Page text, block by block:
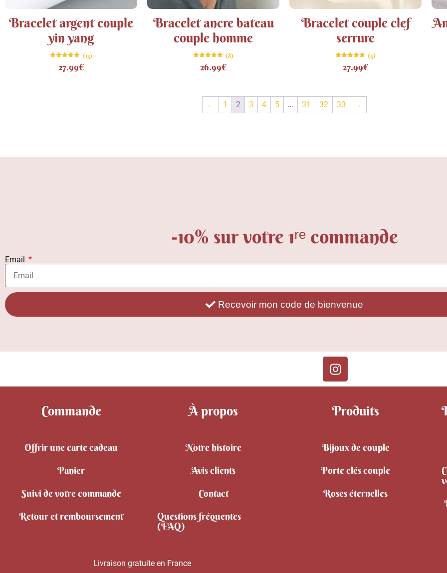
Bracelet argent couple
yin yang
4.92
sur 5
(13)
27.99€
Bracelet ancre bateau
couple homme
Note
4.88
sur 5
(8)
26.99€
Bracelet couple clef
serrure
4.80
sur 5
(5)
27.99€
← 1 2 3 4 5 … 31 32 33 →
-10% sur votre 1ʳᵉ commande
Email
Recevoir mon code de bienvenue
Commande
Offrir une carte cadeau
Panier
Suivi de votre commande
Retour et remboursement
À propos
Notre histoire
Avis clients
Contact
Questions fréquentes
(FAQ)
Produits
Bijoux de couple
Porte clés couple
Roses éternelles
Livraison gratuite en France